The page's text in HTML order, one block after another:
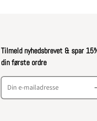
Tilmeld nyhedsbrevet & spar
din første ordre
Din e-mailadresse